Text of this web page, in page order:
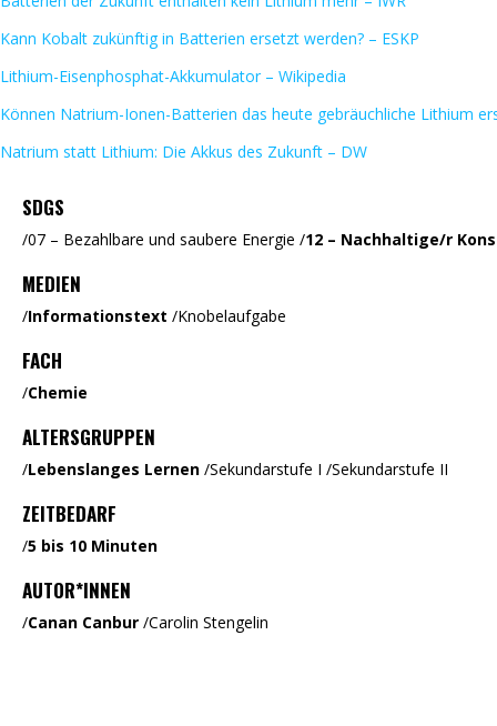
Kann Kobalt zukünftig in Batterien ersetzt werden? – ESKP
Lithium-Eisenphosphat-Akkumulator – Wikipedia
Können Natrium-Ionen-Batterien das heute gebräuchliche Lithium
Natrium statt Lithium: Die Akkus des Zukunft – DW
SDGS
/07 – Bezahlbare und saubere Energie /12 – Nachhaltige/r
MEDIEN
/Informationstext /Knobelaufgabe
FACH
/Chemie
ALTERSGRUPPEN
/Lebenslanges Lernen /Sekundarstufe I /Sekundarstufe II
ZEITBEDARF
/5 bis 10 Minuten
AUTOR*INNEN
/Canan Canbur /Carolin Stengelin